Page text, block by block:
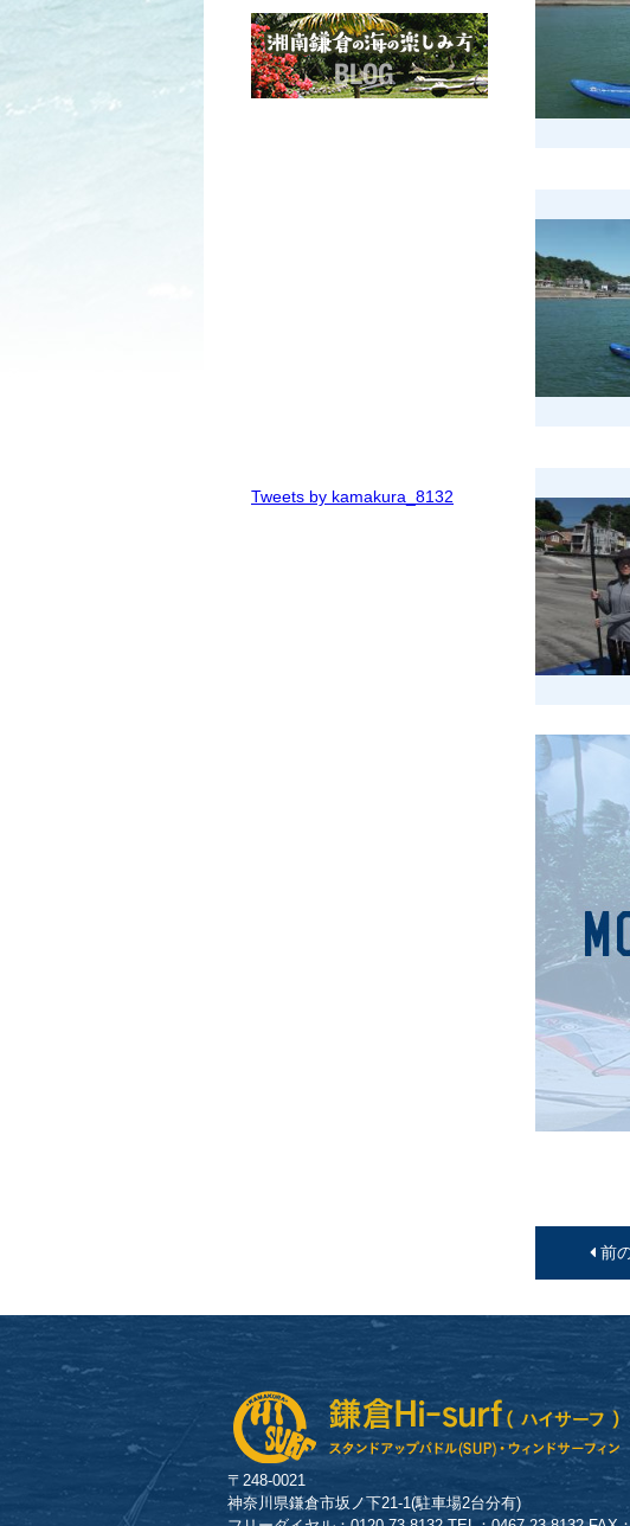
前
Tweets by kamakura_8132
〒248-0021
神奈川県鎌倉市坂ノ下21-1(駐車場2台分有)